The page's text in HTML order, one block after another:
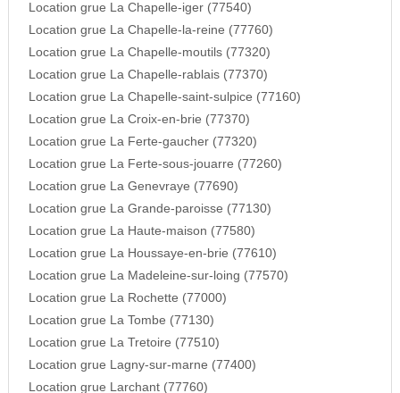
Location grue La Chapelle-iger (77540)
Location grue La Chapelle-la-reine (77760)
Location grue La Chapelle-moutils (77320)
Location grue La Chapelle-rablais (77370)
Location grue La Chapelle-saint-sulpice (77160)
Location grue La Croix-en-brie (77370)
Location grue La Ferte-gaucher (77320)
Location grue La Ferte-sous-jouarre (77260)
Location grue La Genevraye (77690)
Location grue La Grande-paroisse (77130)
Location grue La Haute-maison (77580)
Location grue La Houssaye-en-brie (77610)
Location grue La Madeleine-sur-loing (77570)
Location grue La Rochette (77000)
Location grue La Tombe (77130)
Location grue La Tretoire (77510)
Location grue Lagny-sur-marne (77400)
Location grue Larchant (77760)